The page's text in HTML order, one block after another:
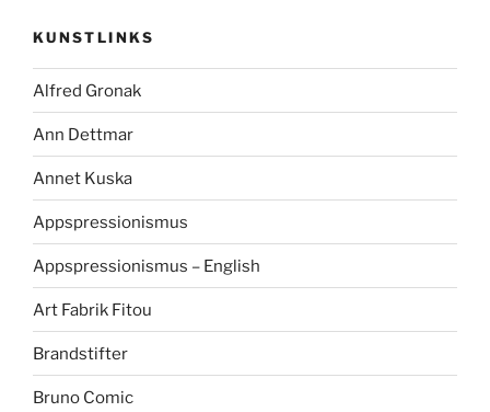
KUNSTLINKS
Alfred Gronak
Ann Dettmar
Annet Kuska
Appspressionismus
Appspressionismus – English
Art Fabrik Fitou
Brandstifter
Bruno Comic